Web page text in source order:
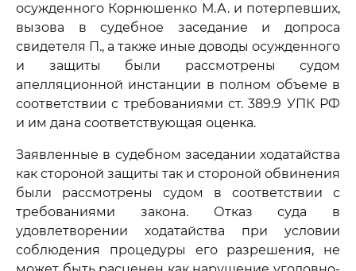
осужденного Корнюшенко М.А. и потерпевших,
вызова в судебное заседание и допроса
свидетеля П., а также иные доводы осужденного
и защиты были рассмотрены судом
апелляционной инстанции в полном объеме в
соответствии с требованиями ст. 389.9 УПК РФ
и им дана соответствующая оценка.
Заявленные в судебном заседании ходатайства
как стороной защиты так и стороной обвинения
были рассмотрены судом в соответствии с
требованиями закона. Отказ суда в
удовлетворении ходатайства при условии
соблюдения процедуры его разрешения, не